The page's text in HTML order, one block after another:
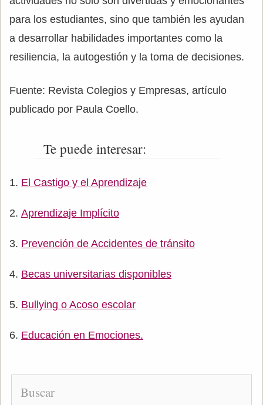
para los estudiantes, sino que también les ayudan
a desarrollar habilidades importantes como la
resiliencia, la autogestión y la toma de decisiones.
Fuente: Revista Colegios y Empresas, artículo
publicado por Paula Coello.
Te puede interesar:
El Castigo y el Aprendizaje
Aprendizaje Implícito
Prevención de Accidentes de tránsito
Becas universitarias disponibles
Bullying o Acoso escolar
Educación en Emociones.
Buscar